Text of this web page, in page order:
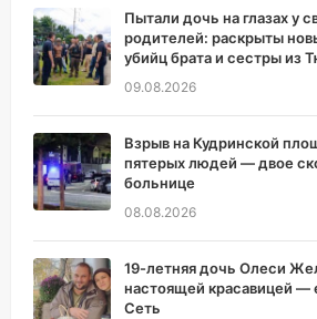
Пытали дочь на глазах у
родителей: раскрыты
убийц брата и сестры из
09.08.2026
Взрыв на Кудринской
пятерых людей — двое
больнице
08.08.2026
19-летняя дочь Олеси
настоящей красавицей —
Сеть